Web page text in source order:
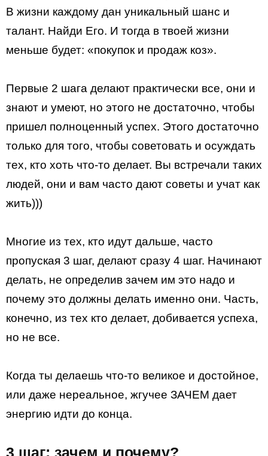
В жизни каждому дан уникальный шанс и
талант. Найди Его. И тогда в твоей жизни
меньше будет: «покупок и продаж коз».
Первые 2 шага делают практически все, они и
знают и умеют, но этого не достаточно, чтобы
пришел полноценный успех. Этого достаточно
только для того, чтобы советовать и осуждать
тех, кто хоть что-то делает. Вы встречали таких
людей, они и вам часто дают советы и учат как
жить)))
Многие из тех, кто идут дальше, часто
пропуская 3 шаг, делают сразу 4 шаг. Начинают
делать, не определив зачем им это надо и
почему это должны делать именно они. Часть,
конечно, из тех кто делает, добивается успеха,
но не все.
Когда ты делаешь что-то великое и достойное,
или даже нереальное, жгучее ЗАЧЕМ дает
энергию идти до конца.
3 шаг: зачем и почему?